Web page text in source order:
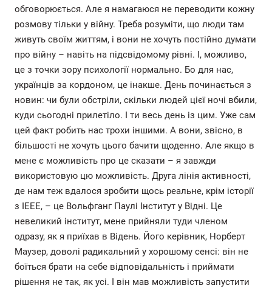
обговорюється. Але я намагаюся не переводити кожну
розмову тільки у війну. Треба розуміти, що люди там
живуть своїм життям, і вони не хочуть постійно думати
про війну – навіть на підсвідомому рівні. І, можливо,
це з точки зору психології нормально. Бо для нас,
українців за кордоном, це інакше. День починається з
новин: чи були обстріли, скільки людей цієї ночі вбили,
куди сьогодні прилетіло. І ти весь день із цим. Уже сам
цей факт робить нас трохи іншими. А вони, звісно, в
більшості не хочуть цього бачити щоденно. Але якщо в
мене є можливість про це сказати – я завжди
використовую цю можливість. Друга лінія активності,
де нам теж вдалося зробити щось реальне, крім історії
з IEEE, – це Вольфганг Паулі Інститут у Відні. Це
невеликий інститут, мене прийняли туди членом
одразу, як я приїхав в Відень. Його керівник, Норберт
Маузер, доволі радикальний у хорошому сенсі: він не
боїться брати на себе відповідальність і приймати
рішення не так, як усі. І він мав можливість запустити